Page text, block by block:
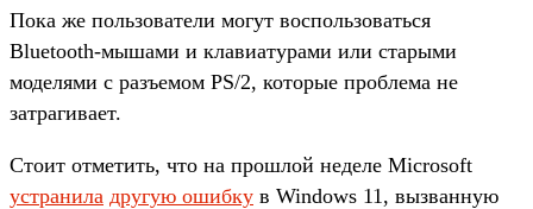
Пока же пользователи могут воспользоваться
Bluetooth-мышами и клавиатурами или старыми
моделями с разъемом PS/2, которые проблема не
затрагивает.
Стоит отметить, что на прошлой неделе Microsoft
устранила другую ошибку в Windows 11, вызванную